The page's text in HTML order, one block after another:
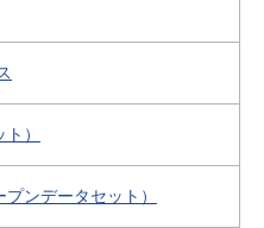
）
ンデータセット）